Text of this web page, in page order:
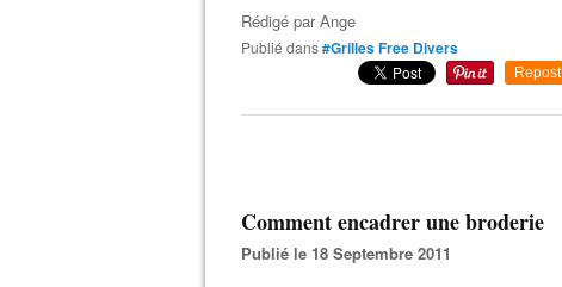
Rédigé parAnge
Publié dans#Grilles Free Divers
Repost
Comment encadrer une broderie
Publié le 18 Septembre 2011